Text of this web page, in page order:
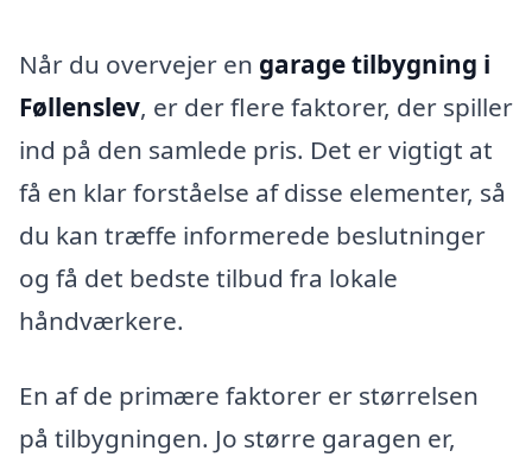
Når du overvejer en garage tilbygning i
Føllenslev, er der flere faktorer, der spiller
ind på den samlede pris. Det er vigtigt at
få en klar forståelse af disse elementer, så
du kan træffe informerede beslutninger
og få det bedste tilbud fra lokale
håndværkere.
En af de primære faktorer er størrelsen
på tilbygningen. Jo større garagen er,